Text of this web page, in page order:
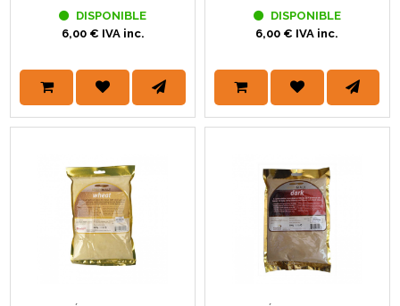
DISPONIBLE
6,00 € IVA inc.
DISPONIBLE
6,00 € IVA inc.